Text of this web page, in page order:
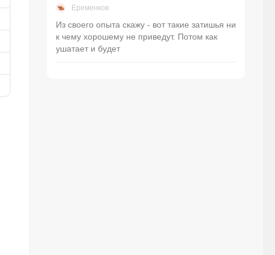
Еременков
Из своего опыта скажу - вот такие затишья ни
к чему хорошему не приведут. Потом как
ушатает и будет